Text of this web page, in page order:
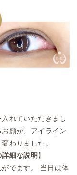
れていただきまし
顔が、アイライン
わりました。
細な説明 】
でます。 当日は体